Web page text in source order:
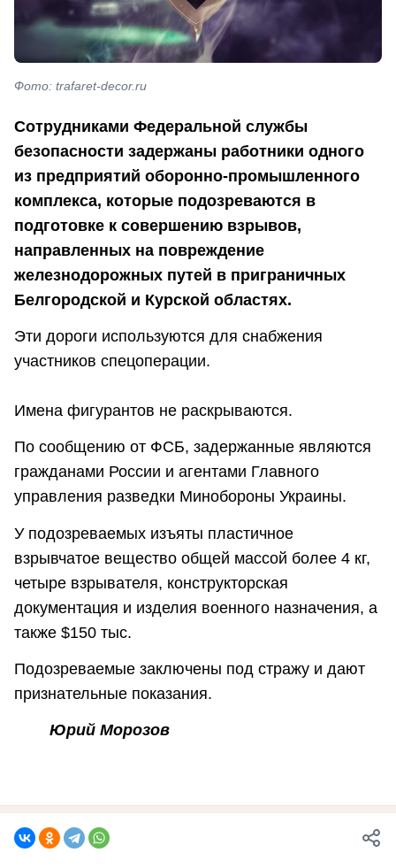
Фото: trafaret-decor.ru
Сотрудниками Федеральной службы
безопасности задержаны работники одного
из предприятий оборонно-промышленного
комплекса, которые подозреваются в
подготовке к совершению взрывов,
направленных на повреждение
железнодорожных путей в приграничных
Белгородской и Курской областях.
Эти дороги используются для снабжения
участников спецоперации.
Имена фигурантов не раскрываются.
По сообщению от ФСБ, задержанные являются
гражданами России и агентами Главного
управления разведки Минобороны Украины.
У подозреваемых изъяты пластичное
взрывчатое вещество общей массой более 4 кг,
четыре взрывателя, конструкторская
документация и изделия военного назначения, а
также $150 тыс.
Подозреваемые заключены под стражу и дают
признательные показания.
Юрий Морозов